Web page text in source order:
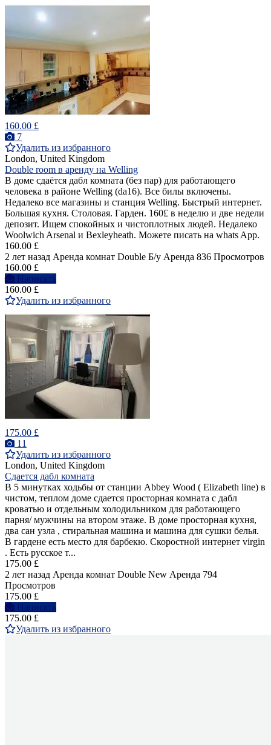
160.00 £
7
Удалить из избранного
London, United Kingdom
Double room в аренду на Welling
В доме сдаётся дабл комната (без пар) для работающего
человека в районе Welling (da16). Все билы включены.
Недалеко все магазины и станция Welling. Быстрый интернет.
Большая кухня. Столовая. Гарден. 160£ в неделю и две недели
депозит. Ищем спокойных и чистоплотных людей. Недалеко
Woolwich Arsenal и Bexleyheath. Можете писать на whats App.
160.00 £
2 лет назад Аренда комнат Double Б/у Аренда 836 Просмотров
160.00 £
Написать
160.00 £
Удалить из избранного
175.00 £
11
Удалить из избранного
London, United Kingdom
Сдается дабл комната
В 5 минутках ходьбы от станции Abbey Wood ( Elizabeth line) в
чистом, теплом доме сдается просторная комната с дабл
кроватью и отдельным холодильником для работающего
парня/ мужчины на втором этаже. В доме просторная кухня,
два сан узла , стиральная машина и машина для сушки белья.
В гардене есть место для барбекю. Скоростной интернет virgin
. Есть русское т...
175.00 £
2 лет назад Аренда комнат Double New Аренда 794
Просмотров
175.00 £
Написать
175.00 £
Удалить из избранного